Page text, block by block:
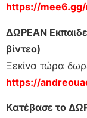
https://
ΔΩΡΕΑΝ
βίντεο)
Ξεκίνα τώρα
https://
Κατέβασε το